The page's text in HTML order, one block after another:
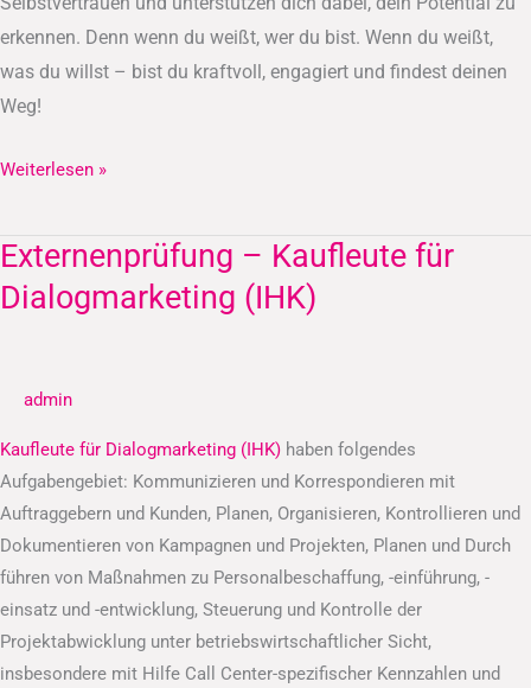
erkennen. Denn wenn du weißt, wer du bist. Wenn du weißt,
was du willst – bist du kraftvoll, engagiert und findest deinen
Weg!
Weiterlesen »
Externenprüfung – Kaufleute für
Dialogmarketing (IHK)
admin
Kaufleute für Dialogmarketing (IHK) haben folgendes
Aufgabengebiet: Kommunizieren und Korrespondieren mit
Auftraggebern und Kunden, Planen, Organisieren, Kontrollieren und
Dokumentieren von Kampagnen und Projekten, Planen und Durch
führen von Maßnahmen zu Personalbeschaffung, -einführung, -
einsatz und -entwicklung, Steuerung und Kontrolle der
Projektabwicklung unter betriebswirtschaftlicher Sicht,
insbesondere mit Hilfe Call Center-spezifischer Kennzahlen und
Externenprüfung
–
Kaufleute
(IHK)